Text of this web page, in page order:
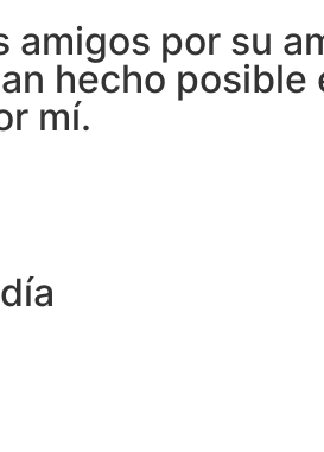
amigos por su
hecho
mí.